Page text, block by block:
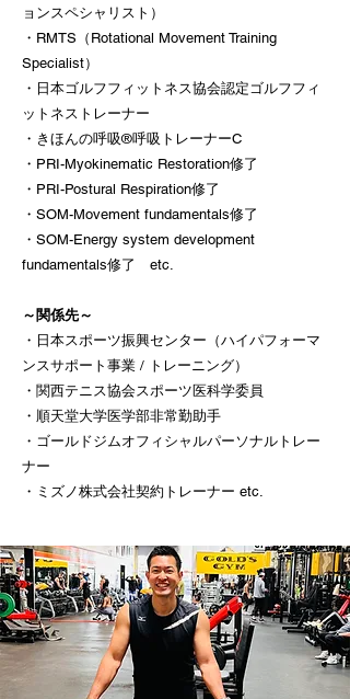
ョンスペシャリスト）
・RMTS（Rotational Movement Training
Specialist）
・日本ゴルフフィットネス協会認定ゴルフフィ
ットネストレーナー
・きほんの呼吸®呼吸トレーナーC
・PRI-Myokinematic Restoration修了
・PRI-Postural Respiration修了
・SOM-Movement fundamentals修了
・SOM-Energy system development
fundamentals修了 etc.
～関係先～
​・日本スポーツ振興センター（ハイパフォーマ
ンスサポート事業 / トレーニング）
​・関西テニス協会スポーツ医科学委員
・順天堂大学医学部非常勤助手
​・ゴールドジムオフィシャルパーソナルトレー
ナー
・ミズノ株式会社契約トレーナー etc.